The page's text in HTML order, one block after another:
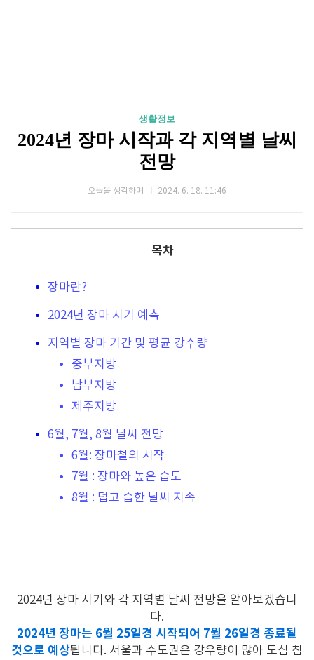
생활정보
2024년 장마 시작과 각 지역별 날씨
전망
오늘을 생각하며 2024. 6. 18. 11:46
목차
장마란?
2024년 장마 시기 예측
지역별 장마 기간 및 평균 강수량
중부지방
남부지방
제주지방
6월, 7월, 8월 날씨 전망
6월: 장마철의 시작
7월 : 장마와 높은 습도
8월 : 덥고 습한 날씨 지속
2024년 장마 시기와 각 지역별 날씨 전망을 알아보겠습니
다.
2024년 장마는 6월 25일경 시작되어 7월 26일경 종료될
것으로 예상됩니다. 서울과 수도권은 강우량이 많아 도심 침